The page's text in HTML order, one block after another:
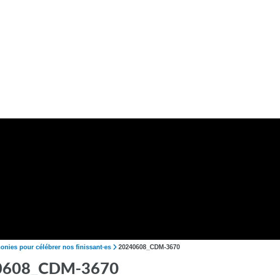
pour célébrer nos finissant·es 20240608_CDM-3670
3670